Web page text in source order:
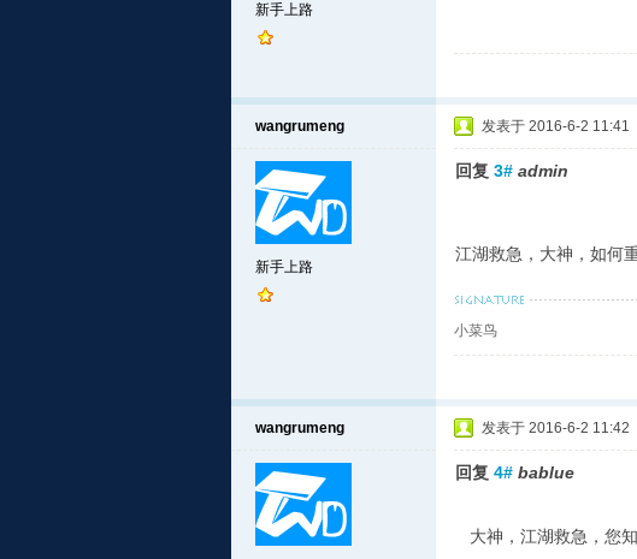
新手上路
wangrumeng
新手上路
发表于 2016-6-2 11:41
回复 3# admin
江湖救急，大神，如何
小菜鸟
wangrumeng 发表于 2016-6-2 11:42
回复 4# bablue
大神，江湖救急，您